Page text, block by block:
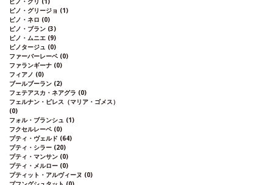
ピノ・グリージョ (1)
ピノ・ネロ (0)
ピノ・ブラン (3)
ピノ・ムニエ (9)
ピノタージュ (0)
ファーバーレーベ (0)
ファランギーナ (0)
フィアノ (0)
ブールブーラン (2)
フェテアスカ・ネアグラ (0)
フェルナン・ピレス（マリア・ゴメス）
(0)
フォル・ブランシュ (1)
フクセルレーベ (0)
プティ・ヴェルド (64)
プティ・シラー (20)
プティ・マンサン (0)
プティ・メルロー (0)
プティット・アルヴィーヌ (0)